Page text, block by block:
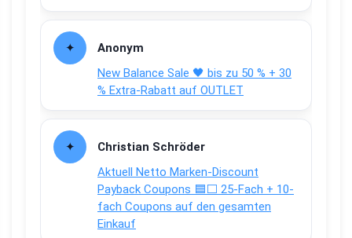
Anonym
New Balance Sale 🖤 bis zu 50 % + 30
% Extra-Rabatt auf OUTLET
Christian Schröder
Aktuell Netto Marken-Discount
Payback Coupons 🟦⬜ 25-Fach + 10-
fach Coupons auf den gesamten
Einkauf